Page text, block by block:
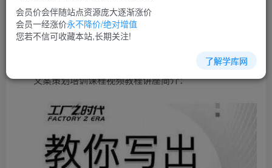
立即购买
您当前未登录！建议登陆后购买，可保存购买订单
文案策划培训课程视频教程讲座简介：
会员价会伴随站点资源庞大逐渐涨价
会员一经涨价永不降价/绝对增值
您若不信可收藏本站,长期关注!
了解学库网